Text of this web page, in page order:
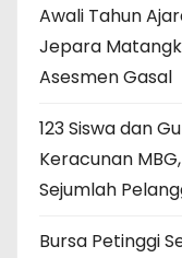
Awali Tahun
Jepara
Asesmen Gasal
123 Siswa dan
Keracunan
Sejumlah
Bursa Petinggi